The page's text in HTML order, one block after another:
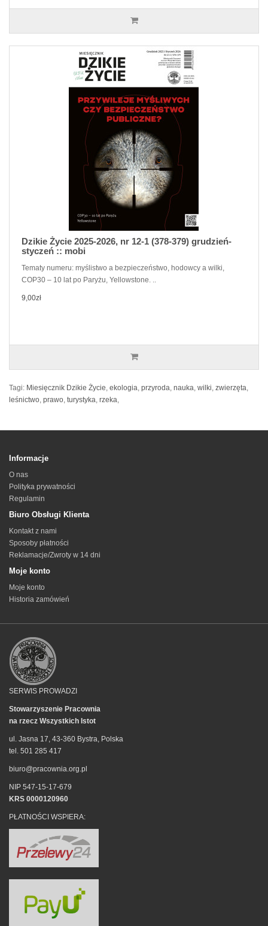
Dzikie Życie 2025-2026, nr 12-1 (378-379) grudzień-
styczeń :: mobi
Tematy numeru: myślistwo a bezpieczeństwo, hodowcy a wilki,
COP30 – 10 lat po Paryżu, Yellowstone. ..
9,00zł
Tagi: Miesięcznik Dzikie Życie, ekologia, przyroda, nauka, wilki, zwierzęta,
leśnictwo, prawo, turystyka, rzeka,
Informacje
O nas
Polityka prywatności
Regulamin
Biuro Obsługi Klienta
Kontakt z nami
Sposoby płatności
Reklamacje/Zwroty w 14 dni
Moje konto
Moje konto
Historia zamówień
SERWIS PROWADZI
Stowarzyszenie Pracownia
na rzecz Wszystkich Istot
ul. Jasna 17, 43-360 Bystra, Polska
tel. 501 285 417
biuro@pracownia.org.pl
NIP 547-15-17-679
KRS 0000120960
PŁATNOŚCI WSPIERA: